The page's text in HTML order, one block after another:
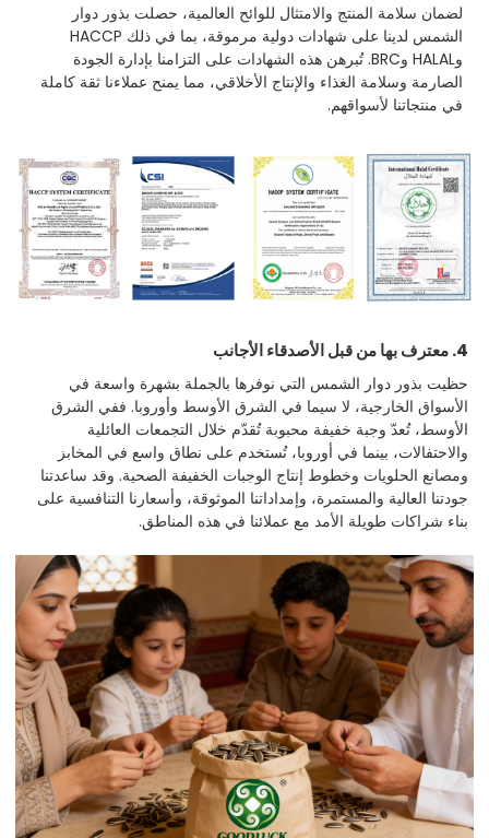
لضمان سلامة المنتج والامتثال للوائح العالمية، حصلت بذور دوار
الشمس لدينا على شهادات دولية مرموقة، بما في ذلك HACCP
وHALAL وBRC. تُبرهن هذه الشهادات على التزامنا بإدارة الجودة
الصارمة وسلامة الغذاء والإنتاج الأخلاقي، مما يمنح عملاءنا ثقة كاملة
في منتجاتنا لأسواقهم.
4. معترف بها من قبل الأصدقاء الأجانب
حظيت بذور دوار الشمس التي نوفرها بالجملة بشهرة واسعة في
الأسواق الخارجية، لا سيما في الشرق الأوسط وأوروبا. ففي الشرق
الأوسط، تُعدّ وجبة خفيفة محبوبة تُقدّم خلال التجمعات العائلية
والاحتفالات، بينما في أوروبا، تُستخدم على نطاق واسع في المخابز
ومصانع الحلويات وخطوط إنتاج الوجبات الخفيفة الصحية. وقد ساعدتنا
جودتنا العالية والمستمرة، وإمداداتنا الموثوقة، وأسعارنا التنافسية على
بناء شراكات طويلة الأمد مع عملائنا في هذه المناطق.